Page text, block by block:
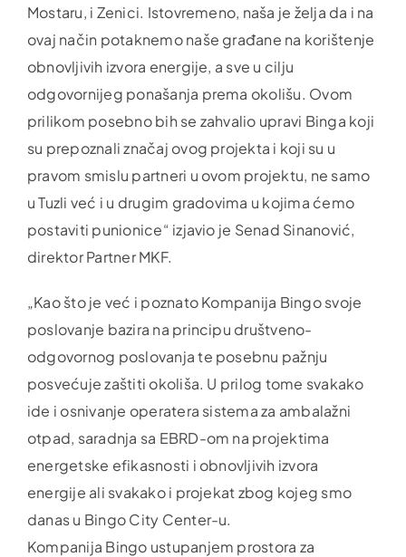
Mostaru, i Zenici. Istovremeno, naša je želja da i na
ovaj način potaknemo naše građane na korištenje
obnovljivih izvora energije, a sve u cilju
odgovornijeg ponašanja prema okolišu. Ovom
prilikom posebno bih se zahvalio upravi Binga koji
su prepoznali značaj ovog projekta i koji su u
pravom smislu partneri u ovom projektu, ne samo
u Tuzli već i u drugim gradovima u kojima ćemo
postaviti punionice“ izjavio je Senad Sinanović,
direktor Partner MKF.
„Kao što je već i poznato Kompanija Bingo svoje
poslovanje bazira na principu društveno-
odgovornog poslovanja te posebnu pažnju
posvećuje zaštiti okoliša. U prilog tome svakako
ide i osnivanje operatera sistema za ambalažni
otpad, saradnja sa EBRD-om na projektima
energetske efikasnosti i obnovljivih izvora
energije ali svakako i projekat zbog kojeg smo
danas u Bingo City Center-u.
Kompanija Bingo ustupanjem prostora za